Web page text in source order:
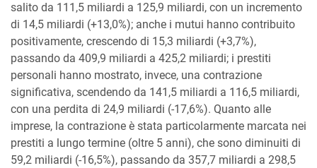
salito da 111,5 miliardi a 125,9 miliardi, con un incremento
di 14,5 miliardi (+13,0%); anche i mutui hanno contribuito
positivamente, crescendo di 15,3 miliardi (+3,7%),
passando da 409,9 miliardi a 425,2 miliardi; i prestiti
personali hanno mostrato, invece, una contrazione
significativa, scendendo da 141,5 miliardi a 116,5 miliardi,
con una perdita di 24,9 miliardi (-17,6%). Quanto alle
imprese, la contrazione è stata particolarmente marcata nei
prestiti a lungo termine (oltre 5 anni), che sono diminuiti di
59,2 miliardi (-16,5%), passando da 357,7 miliardi a 298,5